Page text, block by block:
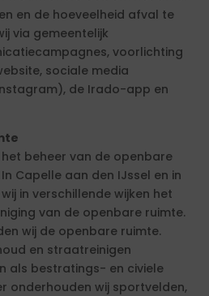
en de hoeveelheid afval te
via gemeentelijk
voorlichting
sociale media
de Irado-app en
beheer van de openbare
Capelle aan den IJssel en in
in verschillende wijken het
van de openbare ruimte.
wij de openbare ruimte.
en straatreinigen
als bestratings- en civiele
onderhouden wij sportvelden,